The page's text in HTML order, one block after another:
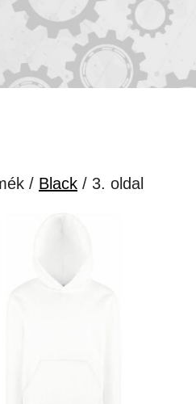
/ Black / 3. oldal